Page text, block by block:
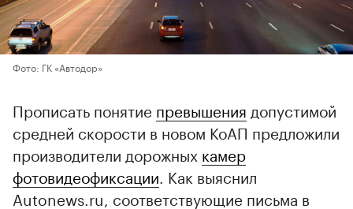
Фото: ГК «Автодор»
Прописать понятие превышения допустимой
средней скорости в новом КоАП предложили
производители дорожных камер
фотовидеофиксации . Как выяснил
Autonews.ru, соответствующие письма в